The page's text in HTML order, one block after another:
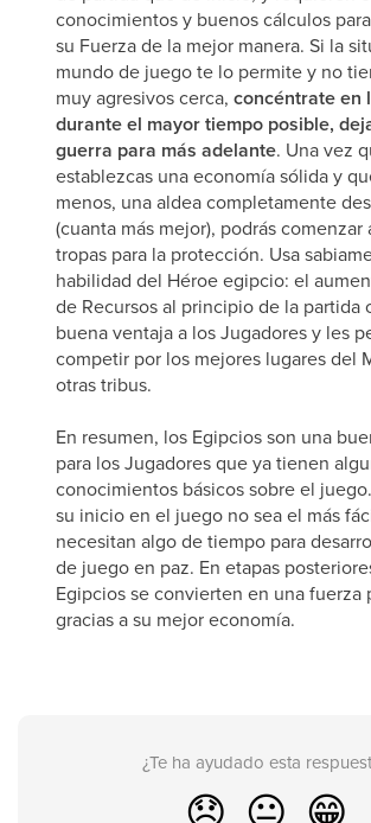
conocimientos y buenos cálculos
su Fuerza de la mejor manera. Si la
mundo de juego te lo permite y no
muy agresivos cerca, concéntrate en
durante el mayor tiempo posible,
guerra para más adelante. Una vez
establezcas una economía sólida y
menos, una aldea completamente
(cuanta más mejor), podrás comenzar
tropas para la protección. Usa
habilidad del Héroe egipcio: el
de Recursos al principio de la partida
buena ventaja a los Jugadores y les
competir por los mejores lugares del
otras tribus.
En resumen, los Egipcios son una
para los Jugadores que ya tienen
conocimientos básicos sobre el
su inicio en el juego no sea el más
necesitan algo de tiempo para
de juego en paz. En etapas
Egipcios se convierten en una fuerza
gracias a su mejor economía.
¿Te ha ayudado esta
😞 😐 😁